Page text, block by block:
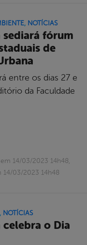
, NOTÍCIAS
sediará fórum
de
entre os dias 27 e
da Faculdade
14/03/2023 14h48,
14/03/2023 14h48
, NOTÍCIAS
celebra o Dia